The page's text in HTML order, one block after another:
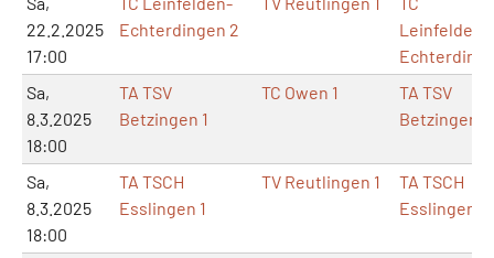
22.2.2025
17:00
Echterdingen 2
Leinfelden-
Sa,
8.3.2025
18:00
TA TSV
Betzingen 1
TC Owen 1
TA TSV
Betzingen
Sa,
8.3.2025
18:00
TA TSCH
Esslingen 1
TV Reutlingen 1
TA TSCH
Esslingen